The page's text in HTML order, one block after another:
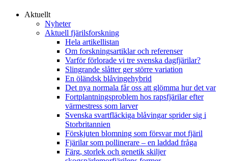
Aktuellt
Nyheter
Aktuell fjärilsforskning
Hela artikellistan
Om forskningsartiklar och referenser
Varför förlorade vi tre svenska dagfjärilar?
Slingrande slåtter ger större variation
En öländsk blåvingehybrid
Det nya normala får oss att glömma hur det var
Fortplantningsproblem hos rapsfjärilar efter
värmestress som larver
Svenska svartfläckiga blåvingar sprider sig i
Storbritannien
Förskjuten blomning som försvar mot fjäril
Fjärilar som pollinerare – en laddad fråga
Färg, storlek och genetik skiljer